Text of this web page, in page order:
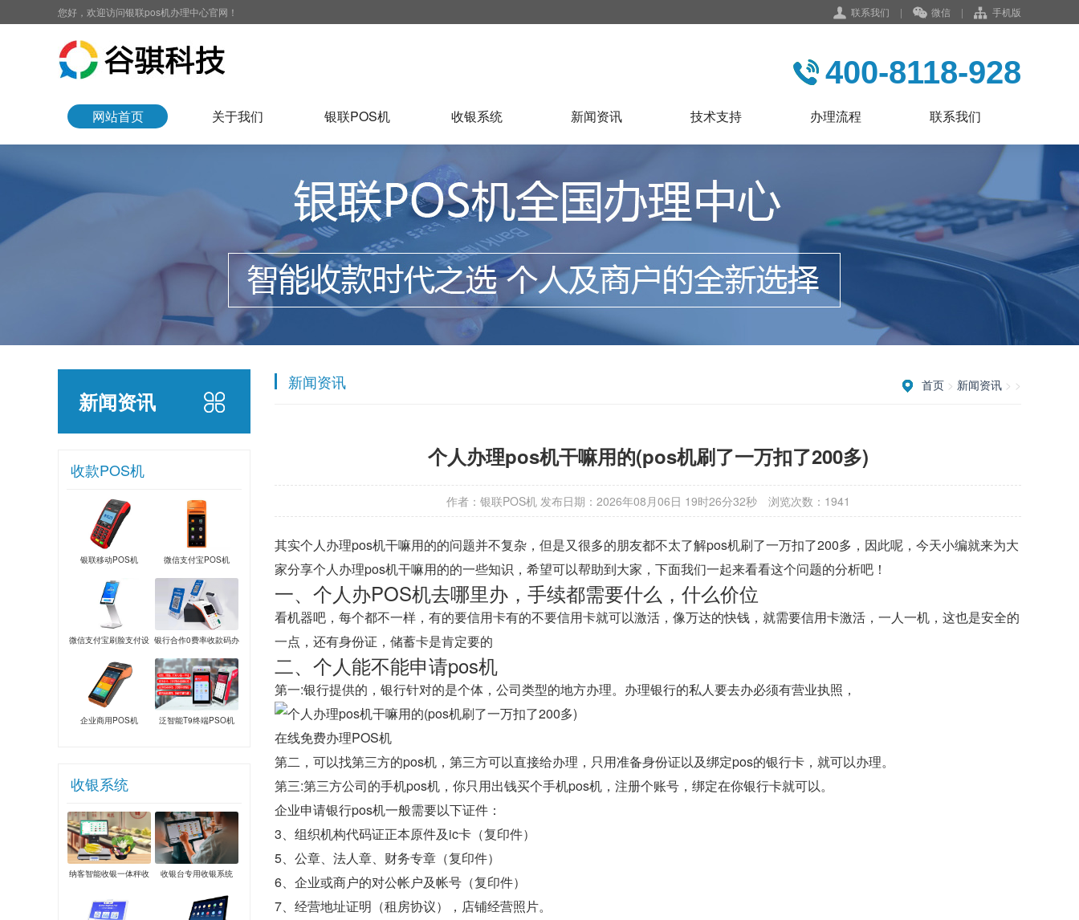
联系我们 | 微信 | 手机版
您好，欢迎访问银联pos机办理中心官网！
400-8118-928
网站首页 关于我们 银联POS机 收银系统 新闻资讯 技术支持 办理流程 联系我们
新闻资讯
收款POS机
银联移动POS机 微信支付宝POS机
微信支付宝刷脸支付设
备
银行合作0费率收款码办
理
企业商用POS机 泛智能T9终端PSO机
收银系统
纳客智能收银一体秤收
收银台专用收银系统
首页 > 新闻资讯 > >
新闻资讯
个人办理pos机干嘛用的(pos机刷了一万扣了200多)
作者：银联POS机 发布日期： 2026年08月06日 19时26分32秒 浏览次数：1941
其实个人办理pos机干嘛用的的问题并不复杂，但是又很多的朋友都不太了解pos机刷了一万扣了200多，因此呢，今天小编就来为大
家分享个人办理pos机干嘛用的的一些知识，希望可以帮助到大家，下面我们一起来看看这个问题的分析吧！
一、个人办POS机去哪里办，手续都需要什么，什么价位
看机器吧，每个都不一样，有的要信用卡有的不要信用卡就可以激活，像万达的快钱，就需要信用卡激活，一人一机，这也是安全的
一点，还有身份证，储蓄卡是肯定要的
二、个人能不能申请pos机
第一:银行提供的，银行针对的是个体，公司类型的地方办理。办理银行的私人要去办必须有营业执照，
在线免费办理POS机
第二，可以找第三方的pos机，第三方可以直接给办理，只用准备身份证以及绑定pos的银行卡，就可以办理。
第三:第三方公司的手机pos机，你只用出钱买个手机pos机，注册个账号，绑定在你银行卡就可以。
企业申请银行pos机一般需要以下证件：
3、组织机构代码证正本原件及ic卡（复印件）
5、公章、法人章、财务专章（复印件）
6、企业或商户的对公帐户及帐号（复印件）
7、经营地址证明（租房协议），店铺经营照片。